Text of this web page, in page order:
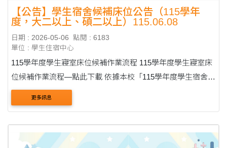
【公告】學生宿舍候補床位公告（115學年
度，大二以上、碩二以上）115.06.08
日期 : 2026-05-06
點閱 : 6183
單位 : 學生住宿中心
115學年度學生寢室床位候補作業流程 115學年度學生寢室床
位候補作業流程—點此下載 依據本校「115學年度學生宿舍床
位申請作業原則」辦理。 候補同學請本人攜帶學生證，於指
定時間至住輔組辦公室（30....
更多訊息